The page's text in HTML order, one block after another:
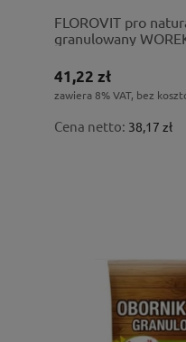
FLOROVIT pro
granulowany
41,22 zł
zawiera 8% VAT, bez
Cena netto: 38,17 zł